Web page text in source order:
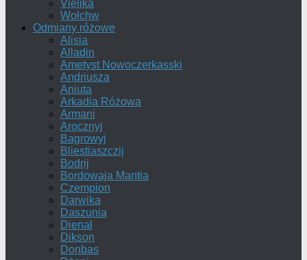
Vielika
Wołchw
Odmiany różowe
Alisia
Alladin
Ametyst Nowoczerkasski
Andriusza
Aniuta
Arkadia Różowa
Armani
Arocznyj
Bagrowyj
Bliestiaszczij
Bodrij
Bordowaja Mantia
Czempion
Darwika
Daszunia
Dienał
Dikson
Donbas